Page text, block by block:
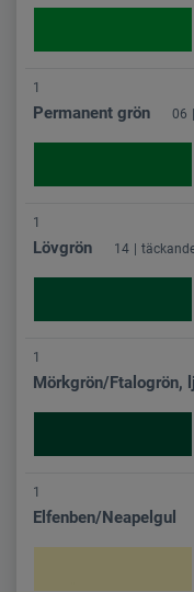
1
Permanent grön 06
1
Lövgrön 14
1
Mörkgrön/Ftalogrön,
1
Elfenben/Neapelgul